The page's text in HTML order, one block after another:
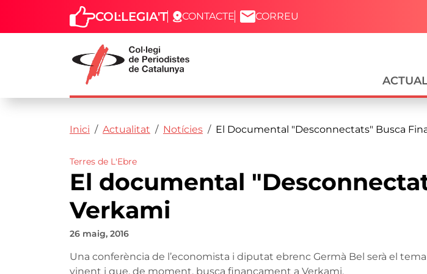
Vés al contingut
Capçalera
COL·LEGIA'T CONTACTE CORREU
Fil d'ariadna
Inici Actualitat Notícies El Documental "Desconnectats" Busca
Terres de L'Ebre
El documental
Verkami
26 maig, 2016
Una conferència de l’economista i diputat ebrenc Germà Bel serà el
vinent i que, de moment, busca finançament a Verkami.